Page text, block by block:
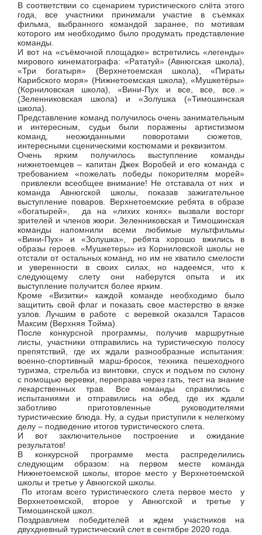
В соответствии со сценарием туристического слёта этого
года, все участники принимали участие в съемках
фильма, выбранного командой заранее, по мотивам
которого им необходимо было продумать представление
команды.
И вот на «съёмочной площадке» встретились «легенды»
мирового кинематографа: «Рататуй» (Авнюгская школа),
«Три богатыря» (Верхнетоемская школа), «Пираты
Карибского моря» (Нижнетоемская школа), «Мушкетёры»
(Корниловская школа), «Вини-Пух и все, все, все..»
(Зеленниковская школа) и «Золушка («Тимошинская
школа).
Представление команд получилось очень занимательным
и интересным, судьи были поражены артистизмом
команд, неожиданными поворотами сюжетов,
интересными сценическими костюмами и реквизитом.
Очень ярким получилось выступление команды
нижнетоемцев – капитан Джек Воробей и его команда с
требованием «пожелать победы покорителям морей»
привлекли всеобщее внимание! Не отставала от них и
команда Авнюгской школы, показав зажигательное
выступление поваров. Верхнетоемские ребята в образе
«богатырей», да на «лихих конях» вызвали восторг
зрителей и членов жюри. Зеленниковская и Тимошинская
команды напомнили всеми любимые мультфильмы
«Вини-Пух» и «Золушка», ребята хорошо вжились в
образы героев. «Мушкетеры» из Корниловской школы не
отстали от остальных команд, но им не хватило смелости
и уверенности в своих силах, но надеемся, что к
следующему слету они наберутся опыта и их
выступление получится более ярким.
Кроме «Визитки» каждой команде необходимо было
защитить свой флаг и показать свое мастерство в вязке
узлов. Лучшим в работе с веревкой оказался Тарасов
Максим (Верхняя Тойма).
После конкурсной программы, получив маршрутные
листы, участники отправились на туристическую полосу
препятствий, где их ждали разнообразные испытания:
военно-спортивный марш-бросок, техника пешеходного
туризма, стрельба из винтовки, спуск и подъем по склону
с помощью веревки, переправа через гать, тест на знание
лекарственных трав. Все команды справились с
испытаниями и отправились на обед, где их ждали
заботливо приготовленные руководителями
туристические блюда. Ну, а судьи приступили к нелегкому
делу – подведение итогов туристического слета.
И вот заключительное построение и ожидание
результатов!
В конкурсной программе места распределились
следующим образом: на первом месте команда
Нижнетоемской школы, второе место у Верхнетоемской
школы и третье у Авнюгской школы.
По итогам всего туристического слета первое место у
Верхнетоемской, второе у Авнюгской и третье у
Тимошинской школ.
Поздравляем победителей и ждем участников на
двухдневный туристический слет в сентябре 2020 года.